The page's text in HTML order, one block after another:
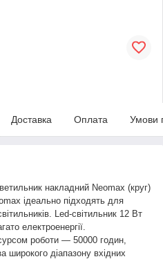
Доставка Оплата Умови
ветильник накладний Neomax (круг)
ідеально підходять для
Led-світильник 12 Вт
електроенергії.
роботи — 50000 годин,
широкого діапазону вхідних